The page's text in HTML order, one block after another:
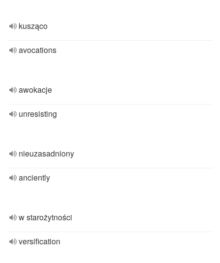
kusząco
avocations
awokacje
unresisting
nieuzasadniony
anciently
w starożytności
versification